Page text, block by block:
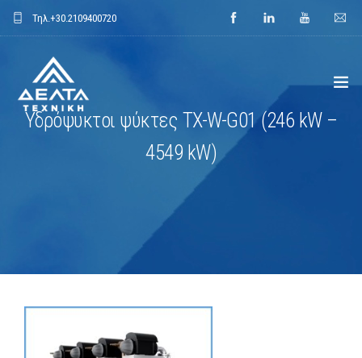
Τηλ.+30.2109400720
ΠΡΟΙΟΝΤΑ
Υδρόψυκτοι ψύκτες TX-W-G01 (246 kW –
4549 kW)